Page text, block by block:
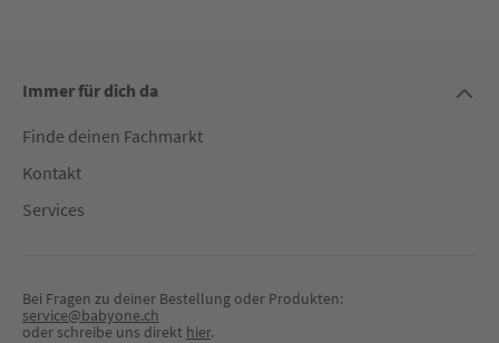
Immer für dich da
Finde deinen Fachmarkt
Kontakt
Services
Bei Fragen zu deiner Bestellung oder Produkten:
service@babyone.ch
oder schreibe uns direkt hier.